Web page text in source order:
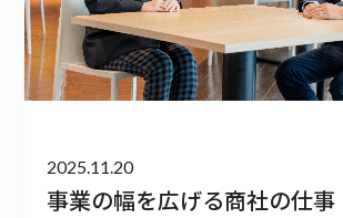
2025.11.20
事業の幅を広げる商社の仕事